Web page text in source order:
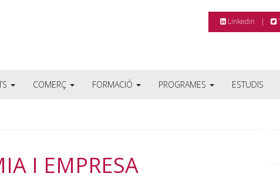
Linkedin
COMERÇ FORMACIÓ PROGRAMES ESTUDIS
I EMPRESA